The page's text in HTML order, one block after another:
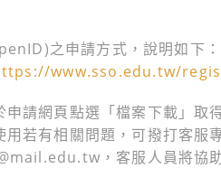
之申請方式，說明如下：
www.sso.edu.tw/
請網頁點選「檔案下載」取
用若有相關問題，可撥打客
，客服人員將協